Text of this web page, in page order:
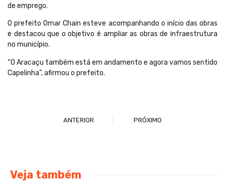
de emprego.
O prefeito Omar Chain esteve acompanhando o início das obras
e destacou que o objetivo é ampliar as obras de infraestrutura
no município.
“O Aracaçu também está em andamento e agora vamos sentido
Capelinha”, afirmou o prefeito.
ANTERIOR PRÓXIMO
Veja também